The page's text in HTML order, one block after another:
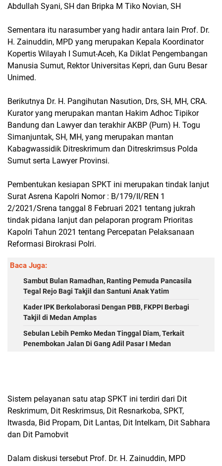
Abdullah Syani, SH dan Bripka M Tiko Novian, SH
Sementara itu narasumber yang hadir antara lain Prof. Dr.
H. Zainuddin, MPD yang merupakan Kepala Koordinator
Kopertis Wilayah I Sumut-Aceh, Ka Diklat Pengembangan
Manusia Sumut, Rektor Universitas Kepri, dan Guru Besar
Unimed.
Berikutnya Dr. H. Pangihutan Nasution, Drs, SH, MH, CRA.
Kurator yang merupakan mantan Hakim Adhoc Tipikor
Bandung dan Lawyer dan terakhir AKBP (Purn) H. Togu
Simanjuntak, SH, MH, yang merupakan mantan
Kabagwassidik Ditreskrimum dan Ditreskrimsus Polda
Sumut serta Lawyer Provinsi.
Pembentukan kesiapan SPKT ini merupakan tindak lanjut
Surat Asrena Kapolri Nomor : B/179/II/REN 1
2/2021/Srena tanggal 8 Februari 2021 tentang jukrah
tindak pidana lanjut dan pelaporan program Prioritas
Kapolri Tahun 2021 tentang Percepatan Pelaksanaan
Reformasi Birokrasi Polri.
Baca Juga:
Sambut Bulan Ramadhan, Ranting Pemuda Pancasila
Tegal Rejo Bagi Takjil dan Santuni Anak Yatim
Kader IPK Berkolaborasi Dengan PBB, FKPPI Berbagi
Takjil di Medan Amplas
Sebulan Lebih Pemko Medan Tinggal Diam, Terkait
Penembokan Jalan Di Gang Adil Pasar I Medan
Sistem pelayanan satu atap SPKT ini terdiri dari Dit
Reskrimum, Dit Reskrimsus, Dit Resnarkoba, SPKT,
Itwasda, Bid Propam, Dit Lantas, Dit Intelkam, Dit Sabhara
dan Dit Pamobvit
Dalam diskusi tersebut Prof. Dr. H. Zainuddin, MPD